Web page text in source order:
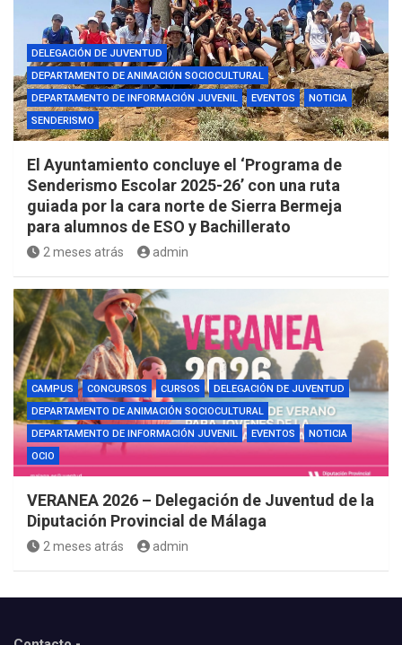
DELEGACIÓN DE JUVENTUD
DEPARTAMENTO DE ANIMACIÓN SOCIOCULTURAL
DEPARTAMENTO DE INFORMACIÓN JUVENIL
EVENTOS
NOTICIA
SENDERISMO
El Ayuntamiento concluye el ‘Programa de
Senderismo Escolar 2025-26’ con una ruta
guiada por la cara norte de Sierra Bermeja
para alumnos de ESO y Bachillerato
2 meses atrás admin
CAMPUS CONCURSOS CURSOS
DELEGACIÓN DE JUVENTUD
DEPARTAMENTO DE ANIMACIÓN SOCIOCULTURAL
DEPARTAMENTO DE INFORMACIÓN JUVENIL
EVENTOS
NOTICIA
OCIO
VERANEA 2026 – Delegación de Juventud de la
Diputación Provincial de Málaga
2 meses atrás admin